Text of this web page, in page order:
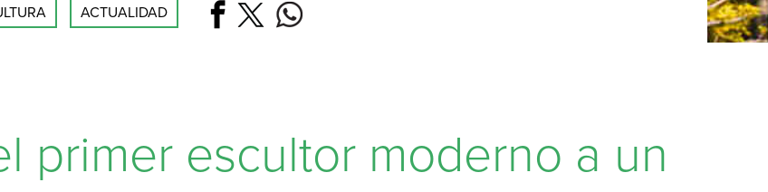
ACTUALIDAD
primer escultor moderno a un